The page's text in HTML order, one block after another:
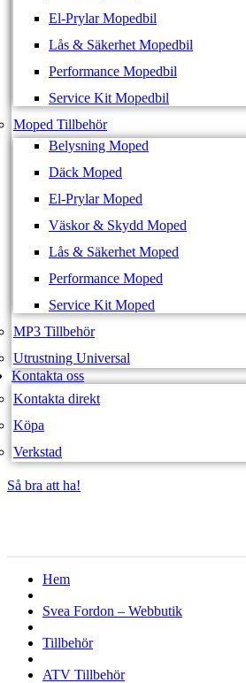
El-Prylar Mopedbil
Lås & Säkerhet Mopedbil
Performance Mopedbil
Service Kit Mopedbil
Moped Tillbehör
Belysning Moped
Däck Moped
El-Prylar Moped
Väskor & Skydd Moped
Lås & Säkerhet Moped
Performance Moped
Service Kit Moped
MP3 Tillbehör
Utrustning Universal
Kontakta oss
Kontakta direkt
Köpa
Verkstad
Så bra att ha!
Hem
Svea Fordon – Webbutik
Tillbehör
ATV Tillbehör